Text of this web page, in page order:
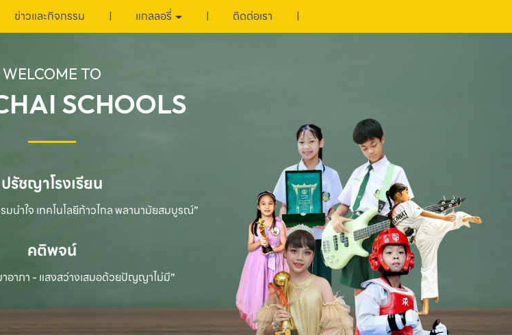
ข่าวและกิจกรรม แกลลอรี่ ติดต่อเรา
WELCOME TO
SCHOOLS
ปรัชญาโรงเรียน
มนำใจ เทคโนโลยีก้าวไกลพลานามัยสมบูรณ์”
คติพจน์
าภา - แสงสว่างเสมอด้วยปัญญาไม่มี”